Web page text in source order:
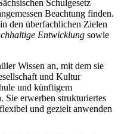
Schulgesetz
Beachtung finden.
den überfachlichen Zielen
Entwicklung sowie
Wissen an, mit dem sie
und Kultur
und künftigem
Sie erwerben strukturiertes
und gezielt anwenden